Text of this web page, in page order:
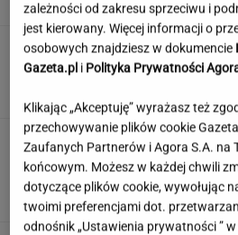
Jedno przekonanie
osobom z
kredyty za
ludzie dewelopera"
SUBSKRYPCJA
zależności od zakresu sprzeciwu i
jest kierowany. Więcej informacji o
osobowych znajdziesz w dokumencie
Gazeta.pl i Polityka Prywatności
Klikając „Akceptuję” wyrażasz też
przechowywanie plików cookie
Zaufanych Partnerów i Agora S.A. na
końcowym. Możesz w każdej chwili
dotyczące plików cookie, wywołując
twoimi preferencjami dot.
odnośnik „Ustawienia prywatności ”